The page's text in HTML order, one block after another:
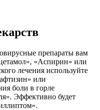
препараты вам
«Аспирин» или
лечения используйте
или
боли в горле
Эффективно будет